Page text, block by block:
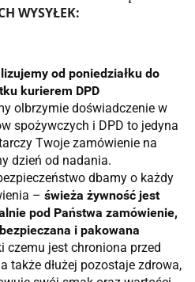
WYSYŁEK:
od poniedziałku do
kurierem DPD
olbrzymie doświadczenie w
spożywczych i DPD to jedyna
Twoje zamówienie na
dzień od nadania.
dbamy o każdy
– świeża żywność jest
pod Państwa zamówienie,
i pakowana
czemu jest chroniona przed
także dłużej pozostaje zdrowa,